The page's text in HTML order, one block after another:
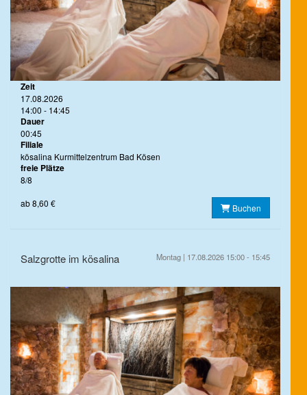
Zeit
17.08.2026
14:00 - 14:45
Dauer
00:45
Filiale
kösalina Kurmittelzentrum Bad Kösen
freie Plätze
8/8
ab 8,60 €
Buchen
Salzgrotte im kösalina Montag | 17.08.2026 15:00 - 15:45